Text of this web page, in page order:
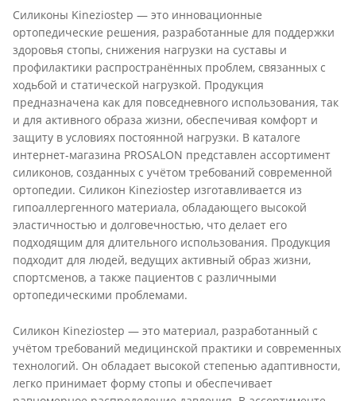
Силиконы Kineziostep — это инновационные
ортопедические решения, разработанные для поддержки
здоровья стопы, снижения нагрузки на суставы и
профилактики распространённых проблем, связанных с
ходьбой и статической нагрузкой. Продукция
предназначена как для повседневного использования, так
и для активного образа жизни, обеспечивая комфорт и
защиту в условиях постоянной нагрузки. В каталоге
интернет-магазина PROSALON представлен ассортимент
силиконов, созданных с учётом требований современной
ортопедии. Силикон Kineziostep изготавливается из
гипоаллергенного материала, обладающего высокой
эластичностью и долговечностью, что делает его
подходящим для длительного использования. Продукция
подходит для людей, ведущих активный образ жизни,
спортсменов, а также пациентов с различными
ортопедическими проблемами.
Силикон Kineziostep — это материал, разработанный с
учётом требований медицинской практики и современных
технологий. Он обладает высокой степенью адаптивности,
легко принимает форму стопы и обеспечивает